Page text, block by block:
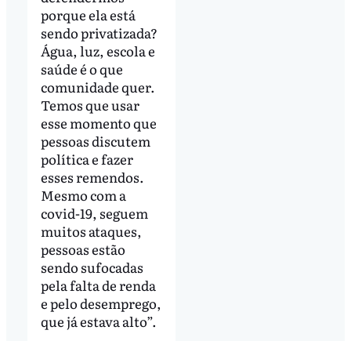
porque ela está
sendo privatizada?
Água, luz, escola e
saúde é o que
comunidade quer.
Temos que usar
esse momento que
pessoas discutem
política e fazer
esses remendos.
Mesmo com a
covid-19, seguem
muitos ataques,
pessoas estão
sendo sufocadas
pela falta de renda
e pelo desemprego,
que já estava alto”.